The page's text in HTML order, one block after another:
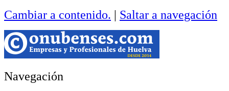
Cambiar a contenido. | Saltar a navegación
Navegación